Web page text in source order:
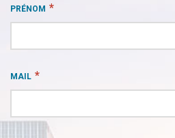
PRÉNOM *
MAIL *